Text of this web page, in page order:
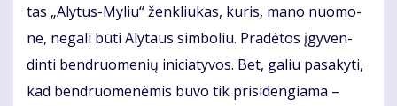
tas „Aly­tus-My­liu“ žen­kliu­kas, ku­ris, ma­no nuo­mo­
ne, ne­ga­li bū­ti Aly­taus sim­bo­liu. Pra­dė­tos įgy­ven­
din­ti ben­druo­me­nių ini­cia­ty­vos. Bet, ga­liu pa­sa­ky­ti,
kad ben­druo­me­nė­mis bu­vo tik pri­si­den­gia­ma –